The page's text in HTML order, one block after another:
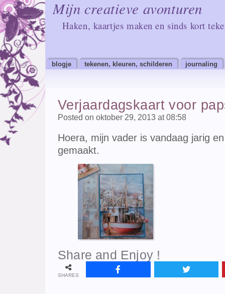
Mijn creatieve avonturen
Haken, kaartjes maken en sinds kort
blogje tekenen, kleuren, schilderen journaling
Verjaardagskaart voor
Posted on oktober 29, 2013 at 08:58
Hoera, mijn vader is vandaag jarig
gemaakt.
Share and Enjoy !
SHARES